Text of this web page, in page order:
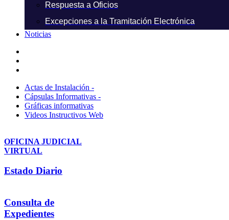
Respuesta a Oficios
Excepciones a la Tramitación Electrónica
Noticias
Actas de Instalación -
Cápsulas Informativas -
Gráficas informativas
Videos Instructivos Web
OFICINA JUDICIAL
VIRTUAL
Estado Diario
Consulta de
Expedientes